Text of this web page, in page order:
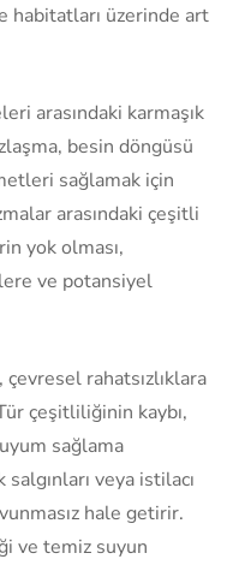
habitatları üzerinde art
arasındaki karmaşık
besin döngüsü
sağlamak için
arasındaki çeşitli
yok olması,
ve potansiyel
rahatsızlıklara
çeşitliliğinin kaybı,
sağlama
veya istilacı
hale getirir.
ve temiz suyun